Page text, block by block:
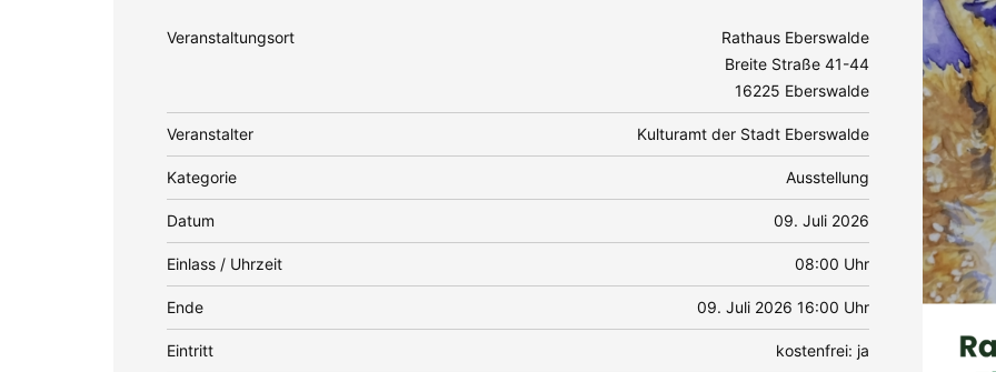
Veranstaltungsort
Rathaus Eberswalde
Breite Straße 41-44
16225 Eberswalde
Veranstalter Kulturamt der Stadt Eberswalde
Kategorie Ausstellung
Datum 09. Juli 2026
Einlass / Uhrzeit 08:00 Uhr
Ende 09. Juli 2026 16:00 Uhr
Eintritt kostenfrei: ja